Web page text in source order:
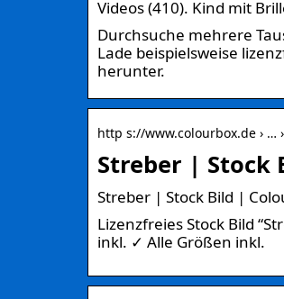
Videos (410). Kind mit
Durchsuche mehrere
Lade beispielsweise
herunter.
http s://www.colourbox.de › …
Streber | Stock
Streber | Stock Bild |
Lizenzfreies Stock Bild
inkl. ✓ Alle Größen inkl.